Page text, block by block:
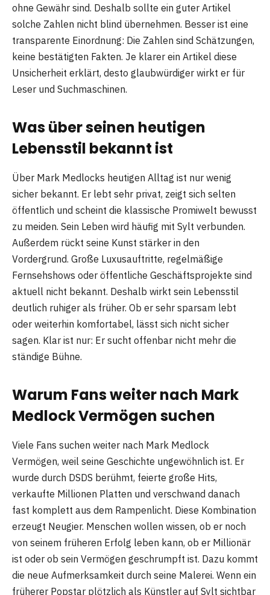
ohne Gewähr sind. Deshalb sollte ein guter Artikel
solche Zahlen nicht blind übernehmen. Besser ist eine
transparente Einordnung: Die Zahlen sind Schätzungen,
keine bestätigten Fakten. Je klarer ein Artikel diese
Unsicherheit erklärt, desto glaubwürdiger wirkt er für
Leser und Suchmaschinen.
Was über seinen heutigen
Lebensstil bekannt ist
Über Mark Medlocks heutigen Alltag ist nur wenig
sicher bekannt. Er lebt sehr privat, zeigt sich selten
öffentlich und scheint die klassische Promiwelt bewusst
zu meiden. Sein Leben wird häufig mit Sylt verbunden.
Außerdem rückt seine Kunst stärker in den
Vordergrund. Große Luxusauftritte, regelmäßige
Fernsehshows oder öffentliche Geschäftsprojekte sind
aktuell nicht bekannt. Deshalb wirkt sein Lebensstil
deutlich ruhiger als früher. Ob er sehr sparsam lebt
oder weiterhin komfortabel, lässt sich nicht sicher
sagen. Klar ist nur: Er sucht offenbar nicht mehr die
ständige Bühne.
Warum Fans weiter nach Mark
Medlock Vermögen suchen
Viele Fans suchen weiter nach Mark Medlock
Vermögen, weil seine Geschichte ungewöhnlich ist. Er
wurde durch DSDS berühmt, feierte große Hits,
verkaufte Millionen Platten und verschwand danach
fast komplett aus dem Rampenlicht. Diese Kombination
erzeugt Neugier. Menschen wollen wissen, ob er noch
von seinem früheren Erfolg leben kann, ob er Millionär
ist oder ob sein Vermögen geschrumpft ist. Dazu kommt
die neue Aufmerksamkeit durch seine Malerei. Wenn ein
früherer Popstar plötzlich als Künstler auf Sylt sichtbar